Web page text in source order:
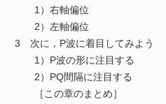
1）右軸偏位
2）左軸偏位
3 次に，P波に着目してみよう
1）P波の形に注目する
2）PQ間隔に注目する
［この章のまとめ］